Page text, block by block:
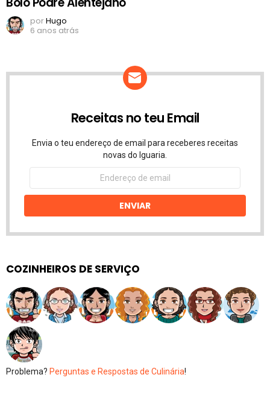
porHugo
6 anos atrás
Receitas no teu Email
Envia o teu endereço de email para receberes receitas
novas do Iguaria.
Endereço
email
ENVIAR
COZINHEIROS DE SERVIÇO
Problema? Perguntas e Respostas de Culinária!